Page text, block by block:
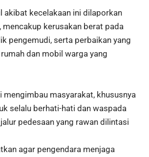
akibat kecelakaan ini dilaporkan
mencakup kerusakan berat pada
pengemudi, serta perbaikan yang
dan mobil warga yang
mengimbau masyarakat, khususnya
selalu berhati-hati dan waspada
pedesaan yang rawan dilintasi
agar pengendara menjaga